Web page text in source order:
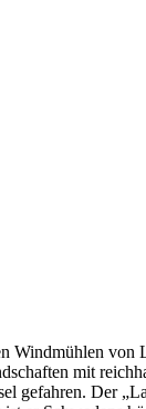
Windmühlen von
mit
gefahren. Der